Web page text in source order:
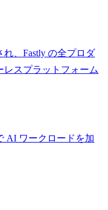
、Fastly の全プロダ
レスプラットフォーム
AI ワークロードを加